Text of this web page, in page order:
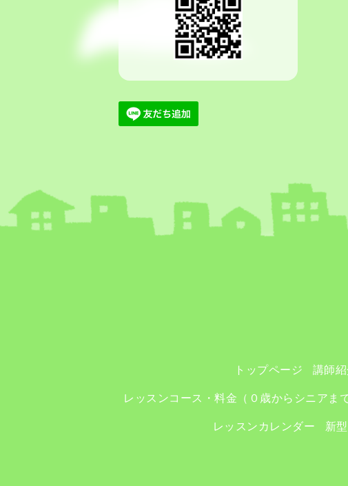
トップページ 講師
レッスンコース・料金（０歳からシニアまで
レッスンカレンダー 新